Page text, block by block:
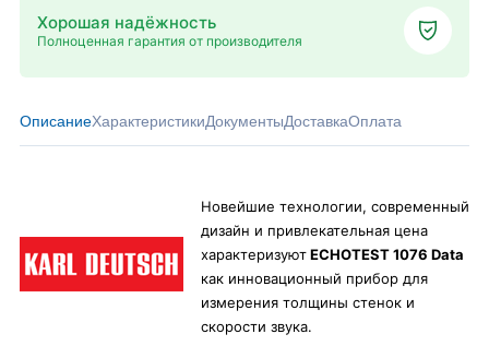
Хорошая надёжность
Полноценная гарантия от производителя
ОписаниеХарактеристикиДокументыДоставкаОплата
Новейшие технологии, современный
дизайн и привлекательная цена
характеризуютECHOTEST 1076 Data
как инновационный прибор для
измерения толщины стенок и
скорости звука.